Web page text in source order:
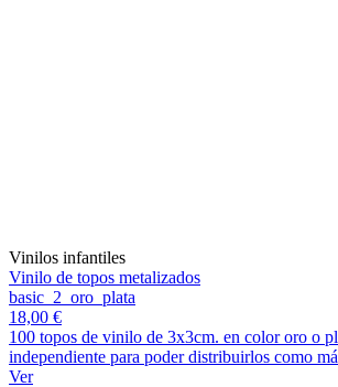
Vinilos infantiles
Vinilo de topos metalizados
basic_2_oro_plata
18,00 €
100 topos de vinilo de 3x3cm. en color oro o
independiente para poder distribuirlos como
Ver